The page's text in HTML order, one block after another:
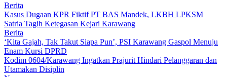
Berita
Kasus Dugaan KPR Fiktif PT BAS Mandek, LKBH LPKSM
Satria Tagih Ketegasan Kejari Karawang
Berita
‘Kita Gajah, Tak Takut Siapa Pun’, PSI Karawang Gaspol Menuju
Enam Kursi DPRD
Kodim 0604/Karawang Ingatkan Prajurit Hindari Pelanggaran dan
Utamakan Disiplin